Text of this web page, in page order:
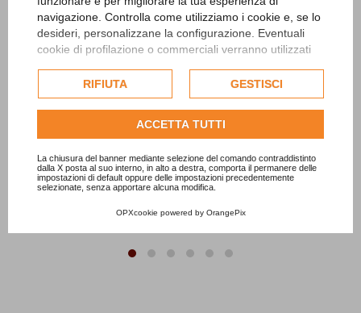
navigazione. Controlla come utilizziamo i cookie e, se lo
desideri, personalizzane la configurazione. Eventuali
cookie di profilazione o commerciali verranno utilizzati
dell'utente e, se consentito, potrebbero essere utilizzati
per personalizzare gli annunci pubblicitari. Per ulteriori
informazioni su come Google utilizza i dati raccolti,
politica sulla privacy di Google
Consulta l'informativa cookie completa.
RIFIUTA GESTISCI
ACCETTA TUTTI
La chiusura del banner mediante selezione del comando contraddistinto
dalla X posta al suo interno, in alto a destra, comporta il permanere delle
impostazioni di default oppure delle impostazioni precedentemente
selezionate, senza apportare alcuna modifica.
OPXcookie powered by OrangePix
Borsa piccola specchi Nera
Piccola borsa in raso con specchietti
Prezzo base
8,00 € -50%
Aggiungi al carrello